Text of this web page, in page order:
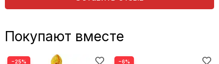
Покупают вместе
−25% −6%